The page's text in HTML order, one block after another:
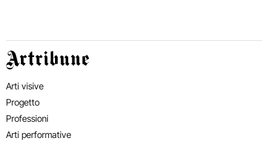
Artribune
Arti visive
Progetto
Professioni
Arti performative